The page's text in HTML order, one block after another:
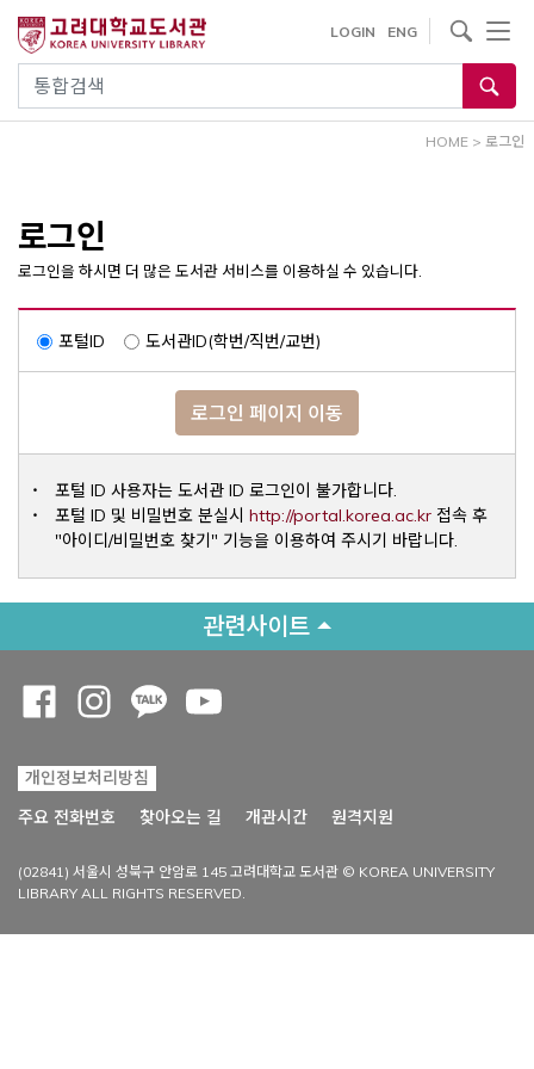
건
통합검색
LOGIN ENG
사이트내 검색
HOME > 로그인
로그인
로그인을 하시면 더 많은 도서관 서비스를 이용하실 수 있습니다.
포털ID 도서관ID(학번/직번/교번)
로그인 페이지 이동
포털 ID 사용자는 도서관 ID 로그인이 불가합니다.
포털 ID 및 비밀번호 분실시 http://portal.korea.ac.krOpens a
접속 후
"아이디/비밀번호 찾기" 기능을 이용하여 주시기 바랍니다.
관련사이트
개인정보처리방침
주요 전화번호
찾아오는 길 개관시간 원격지원
(02841) 서울시 성북구 안암로 145 고려대학교 도서관 © KOREA UNIVERSITY
LIBRARY ALL RIGHTS RESERVED.
Opens a new window
Opens a new window
Opens a new window